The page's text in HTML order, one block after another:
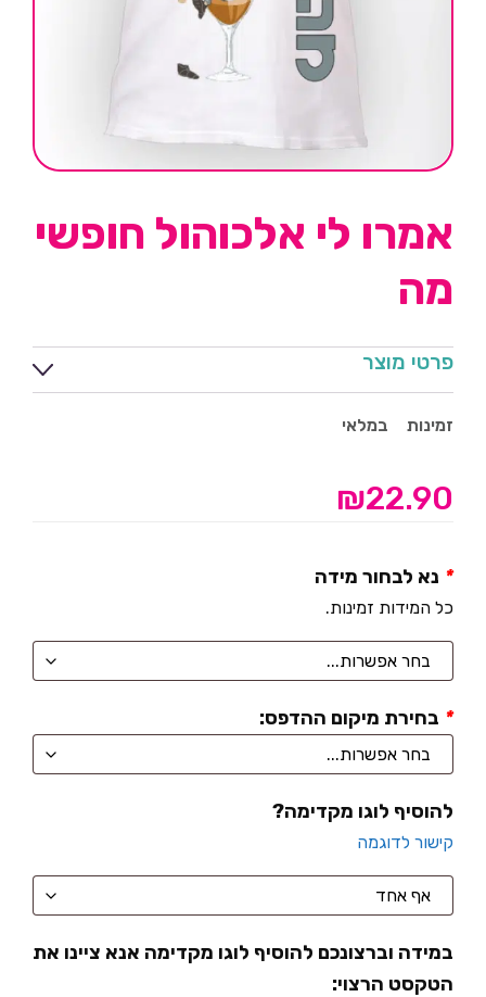
אמרו לי אלכוהול חופשי
מה
פרטי מוצר
זמינות במלאי
₪22.90
נא לבחור מידה *
כל המידות זמינות.
בחירת מיקום ההדפס: *
להוסיף לוגו מקדימה?
קישור לדוגמה
במידה וברצונכם להוסיף לוגו מקדימה אנא ציינו את
הטקסט הרצוי: